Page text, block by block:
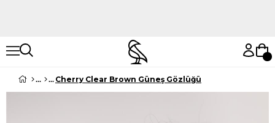
Cherry Clear Brown Güneş Gözlüğü